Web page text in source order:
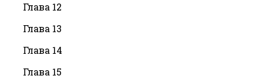
Глава 12
Глава 13
Глава 14
Глава 15